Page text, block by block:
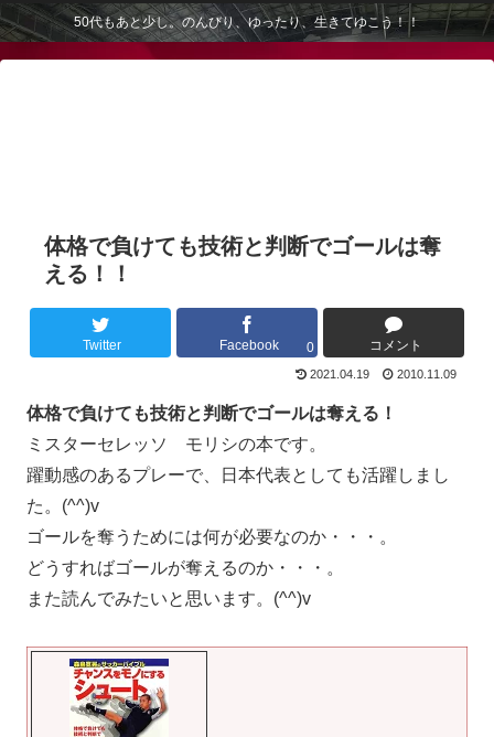
50代もあと少し。のんびり、ゆったり、生きてゆこう！！
体格で負けても技術と判断でゴールは奪
える！！
Twitter Facebook 0 コメント
2021.04.19 2010.11.09
体格で負けても技術と判断でゴールは奪える！
ミスターセレッソ モリシの本です。
躍動感のあるプレーで、日本代表としても活躍しまし
た。(^^)v
ゴールを奪うためには何が必要なのか・・・。
どうすればゴールが奪えるのか・・・。
また読んでみたいと思います。(^^)v